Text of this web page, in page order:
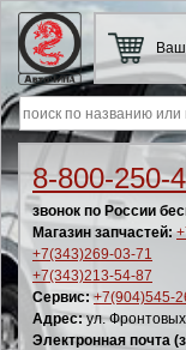
8-800-250-
звонок по России
Магазин запчастей:
+7(343)269-03-71
+7(343)213-54-87
Сервис: +7(904)545-
Адрес:ул.
Электронная почта